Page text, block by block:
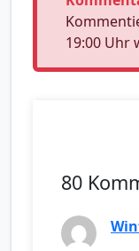
19:00 Uhr
80